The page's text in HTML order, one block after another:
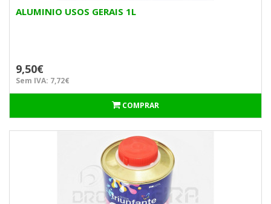
ALUMINIO USOS GERAIS 1L
9,50€
Sem IVA: 7,72€
COMPRAR